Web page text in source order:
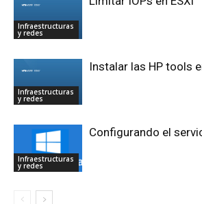
Infraestructuras
y redes
Infraestructuras
y redes
Instalar las HP tools
Infraestructuras
y redes
Configurando el